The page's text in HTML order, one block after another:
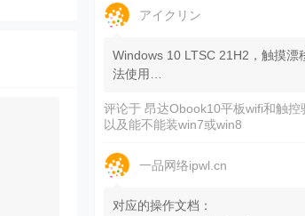
アイクリン
Windows 10 LTSC 21H2，触摸漂
法使用…
评论于昂达Obook10平板wifi和触控
以及能不能装win7或win8
一品网络ipwl.cn
对应的操作文档：